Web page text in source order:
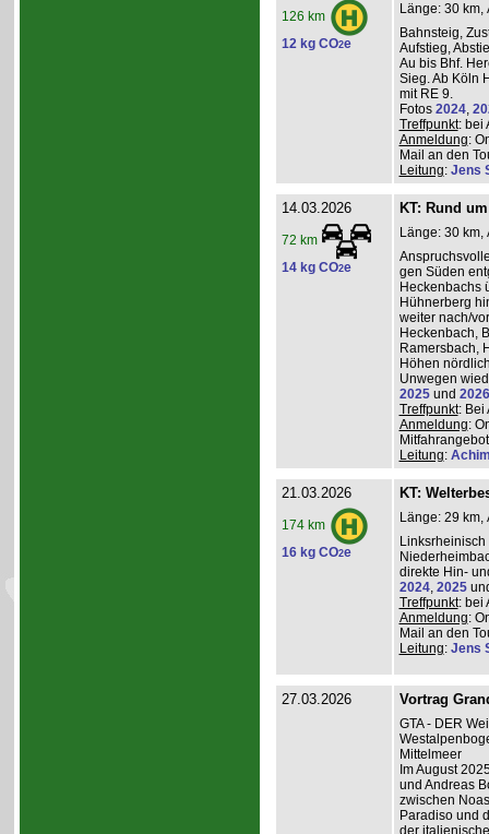
126 km
12 kg CO2e
Länge: 30 km,
Bahnsteig,
Aufstieg,
Au bis Bhf.
Sieg. Ab Köln
mit RE 9.
Fotos 2024,
Treffpunkt: bei
Anmeldung:
Mail an den
Leitung: Jens
14.03.2026
72 km
14 kg CO2e
KT: Rund
Länge: 30 km,
gen Süden
Heckenbachs
Hühnerberg
weiter nach/
Heckenbach,
Ramersbach,
Höhen
Unwegen
2025und 2026
Treffpunkt: Bei
Anmeldung:
Leitung:
21.03.2026
174 km
16 kg CO2e
KT:
Länge: 29 km,
direkte Hin-
2024, 2025
Treffpunkt: bei
Anmeldung:
Mail an den
Leitung: Jens
27.03.2026 Vortrag
GTA - DER
Mittelmeer
Im August
und Andreas
zwischen
Paradiso und
der